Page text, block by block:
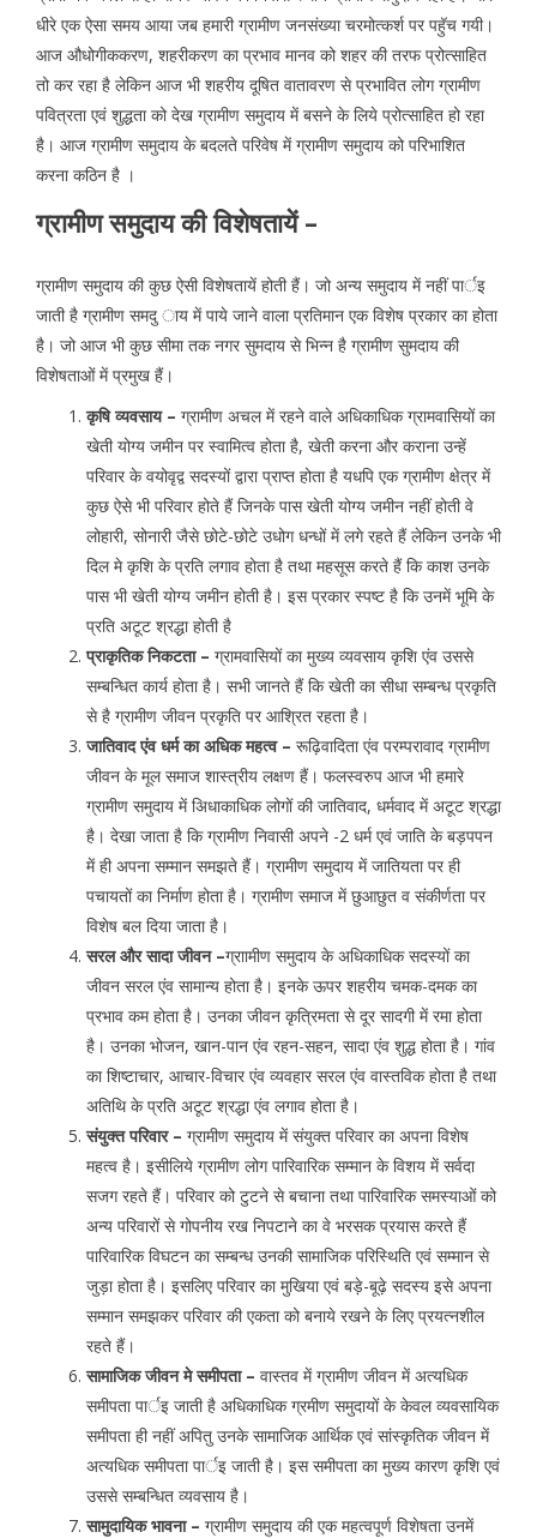
धीरे एक ऐसा समय आया जब हमारी ग्रामीण जनसंख्या चरमोत्कर्श पर पहॅुच गयी।
आज औधोगीककरण, शहरीकरण का प्रभाव मानव को शहर की तरफ प्रोत्साहित
तो कर रहा है लेकिन आज भी शहरीय दूषित वातावरण से प्रभावित लोग ग्रामीण
पवित्रता एवं शुद्धता को देख ग्रामीण समुदाय में बसने के लिये प्रोत्साहित हो रहा
है। आज ग्रामीण समुदाय के बदलते परिवेष में ग्रामीण समुदाय को परिभाशित
करना कठिन है ।
ग्रामीण समुदाय की विशेषतायें –
ग्रामीण समुदाय की कुछ ऐसी विशेषतायें होती हैं। जो अन्य समुदाय में नहीं पार्इ
जाती है ग्रामीण समदु ाय में पाये जाने वाला प्रतिमान एक विशेष प्रकार का होता
है। जो आज भी कुछ सीमा तक नगर सुमदाय से भिन्न है ग्रामीण सुमदाय की
विशेषताओं में प्रमुख हैं।
कृषि व्यवसाय – ग्रामीण अचल में रहने वाले अधिकाधिक ग्रामवासियों का
खेती योग्य जमीन पर स्वामित्व होता है, खेती करना और कराना उन्हें
परिवार के वयोवृद्व सदस्यों द्वारा प्राप्त होता है यधपि एक ग्रामीण क्षेत्र में
कुछ ऐसे भी परिवार होते हैं जिनके पास खेती योग्य जमीन नहीं होती वे
लोहारी, सोनारी जैसे छोटे-छोटे उधोग धन्धों में लगे रहते हैं लेकिन उनके भी
दिल मे कृशि के प्रति लगाव होता है तथा महसूस करते हैं कि काश उनके
पास भी खेती योग्य जमीन होती है। इस प्रकार स्पष्ट है कि उनमें भूमि के
प्रति अटूट श्रद्धा होती है
प्राकृतिक निकटता – ग्रामवासियों का मुख्य व्यवसाय कृशि एंव उससे
सम्बन्धित कार्य होता है। सभी जानते हैं कि खेती का सीधा सम्बन्ध प्रकृति
से है ग्रामीण जीवन प्रकृति पर आश्रित रहता है।
जातिवाद एंव धर्म का अधिक महत्व – रूढ़िवादिता एंव परम्परावाद ग्रामीण
जीवन के मूल समाज शास्त्रीय लक्षण हैं। फलस्वरुप आज भी हमारे
ग्रामीण समुदाय में अिधाकाधिक लोगों की जातिवाद, धर्मवाद में अटूट श्रद्धा
है। देखा जाता है कि ग्रामीण निवासी अपने -2 धर्म एवं जाति के बड़पपन
में ही अपना सम्मान समझते हैं। ग्रामीण समुदाय में जातियता पर ही
पचायतों का निर्माण होता है। ग्रामीण समाज में छुआछुत व संकीर्णता पर
विशेष बल दिया जाता है।
सरल और सादा जीवन –ग्राामीण समुदाय के अधिकाधिक सदस्यों का
जीवन सरल एंव सामान्य होता है। इनके ऊपर शहरीय चमक-दमक का
प्रभाव कम होता है। उनका जीवन कृत्रिमता से दूर सादगी में रमा होता
है। उनका भोजन, खान-पान एंव रहन-सहन, सादा एंव शुद्ध होता है। गांव
का शिष्टाचार, आचार-विचार एंव व्यवहार सरल एंव वास्तविक होता है तथा
अतिथि के प्रति अटूट श्रद्धा एंव लगाव होता है।
संयुक्त परिवार – ग्रामीण समुदाय में संयुक्त परिवार का अपना विशेष
महत्व है। इसीलिये ग्रामीण लोग पारिवारिक सम्मान के विशय में सर्वदा
सजग रहते हैं। परिवार को टुटने से बचाना तथा पारिवारिक समस्याओं को
अन्य परिवारों से गोपनीय रख निपटाने का वे भरसक प्रयास करते हैं
पारिवारिक विघटन का सम्बन्ध उनकी सामाजिक परिस्थिति एवं सम्मान से
जुड़ा होता है। इसलिए परिवार का मुखिया एवं बड़े-बूढ़े सदस्य इसे अपना
सम्मान समझकर परिवार की एकता को बनाये रखने के लिए प्रयत्नशील
रहते हैं।
सामाजिक जीवन मे समीपता – वास्तव में ग्रामीण जीवन में अत्यधिक
समीपता पार्इ जाती है अधिकाधिक ग्रमीण समुदायों के केवल व्यवसायिक
समीपता ही नहीं अपितु उनके सामाजिक आर्थिक एवं सांस्कृतिक जीवन में
अत्यधिक समीपता पार्इ जाती है। इस समीपता का मुख्य कारण कृशि एवं
उससे सम्बन्धित व्यवसाय है।
सामुदायिक भावना – ग्रामीण समुदाय की एक महत्वपूर्ण विशेषता उनमें